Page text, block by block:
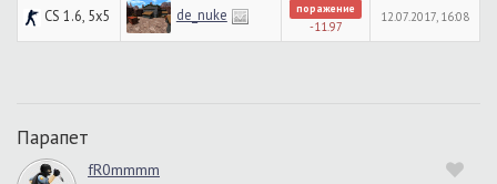
CS 1.6, 5x5 de_nuke поражение
-11.97
12.07.2017, 16:08
Парапет
fR0mmmm